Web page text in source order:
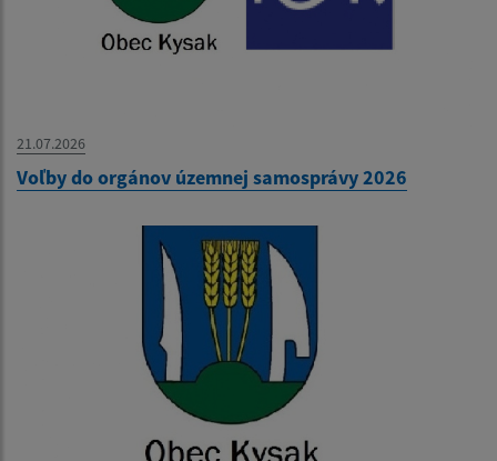
21.07.2026
Voľby do orgánov územnej samosprávy 2026